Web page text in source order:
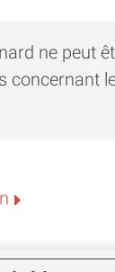
***
ne peut
concernant